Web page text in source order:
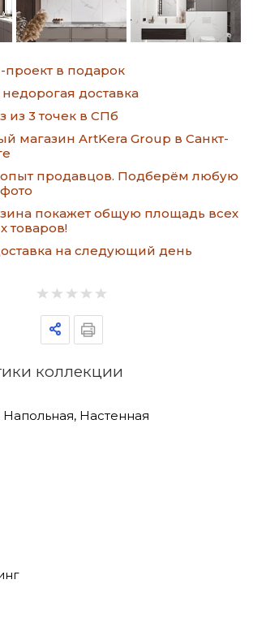
проект в подарок
доставка
из 3 точек в СПб
магазин ArtKera Group в Санкт-
опыт продавцов. Подберём любую
покажет общую площадь всех
товаров!
на следующий день
коллекции
Настенная